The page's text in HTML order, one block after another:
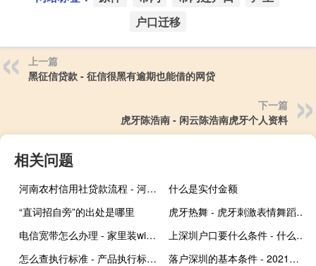
户口迁移
上一篇
黑征信贷款 - 征信很黑有逾期也能借的网贷
下一篇
虎牙陈浩南 - 闲云陈浩南虎牙个人资料
相关问题
河南农村信用社贷款流程 - 河南农信银行房贷流程
什么是实付金额
“直词招自旁”的出处是哪里
虎牙热舞 - 虎牙刺激表情舞蹈加特林视频
电信宽带怎么办理 - 家里装wifi一年多少钱
上深圳户口要什么条件 - 什么条件可以申请到深圳户口
怎么查执行标准 - 产品执行标准号查询网
落户深圳的基本条件 - 2021年深圳落户政策